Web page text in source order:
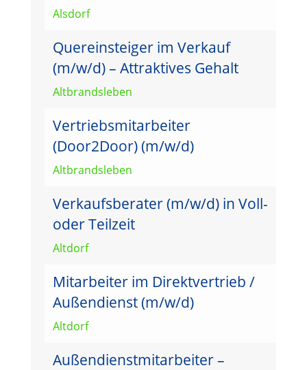
Alsdorf
Quereinsteiger im Verkauf
(m/w/d) – Attraktives Gehalt
Altbrandsleben
Vertriebsmitarbeiter
(Door2Door) (m/w/d)
Altbrandsleben
Verkaufsberater (m/w/d) in Voll-
oder Teilzeit
Altdorf
Mitarbeiter im Direktvertrieb /
Außendienst (m/w/d)
Altdorf
Außendienstmitarbeiter –